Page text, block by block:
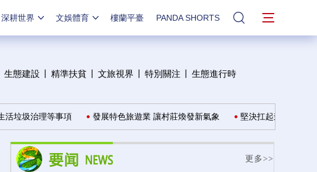
深耕世界 文娛體育 樓蘭平臺 PANDA SHORTS 站內搜索
生態建設 精準扶貧 文旅視界 特別關注 生態進行時
垃圾治理等事項 發展特色旅遊業 讓村莊煥發新氣象 堅決扛起森林草原資
更多>>